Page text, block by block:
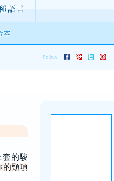
的駿
的頸項